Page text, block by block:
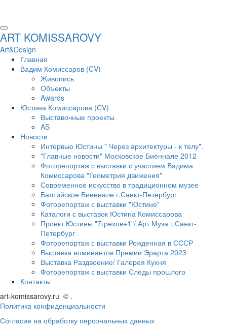
ART KOMISSAROVY
Art&Design
Главная
Вадим Комиссаров (CV)
Живопись
Объекты
Awards
Юстина Комиссарова (СV)
Выставочные проекты
AS
Новости
Интервью Юстины " Через архитектуры - к телу".
"Главные новости" Московское Биеннале 2012
Фоторепортаж с выставки с участием Вадима
Комиссарова "Геометрия движения"
Современное искусство в традиционном музее
Балтийское Биеннале г.Санкт-Петербург
Фоторепортаж с выставки "Юстине"
Каталоги с выставок Юстина Комиссарова
Проект Юстины "7грехов+1"/ Арт Муза г.Санкт-
Петербург
Фоторепортаж с выставки Рожденная в СССР
Выставка номинантов Премии Эрарта 2023
Выставка Раздвоение/ Галерея Кухня
Фоторепортаж с выставки Следы прошлого
Контакты
art-komissarovy.ru © .
Политика конфиденциальности
Согласие на обработку персональных данных